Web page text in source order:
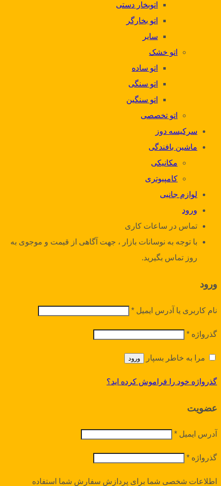
اتوبخار دستی
اتو بخارگر
سایر
اتو خشک
اتو ساده
اتو سنگی
اتو سنگین
اتو تخصصی
سرکیسه دوز
ماشین بافندگی
مکانیکی
کامپیوتری
لوازم جانبی
ورود
تماس در ساعات کاری
با توجه به نوسانات بازار ، جهت آگاهی از قیمت و موجوی به
روز تماس بگیرید.
ورود
نام کاربری یا آدرس ایمیل *
گذرواژه *
مرا به خاطر بسپار ورود
گذرواژه خود را فراموش کرده اید؟
عضویت
آدرس ایمیل *
گذرواژه *
اطلاعات شخصی شما برای پردازش سفارش شما استفاده